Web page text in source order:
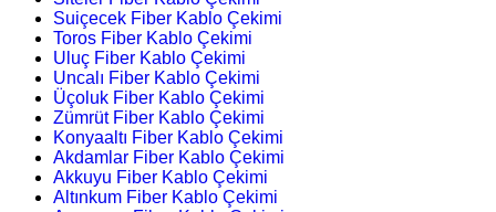
Suiçecek Fiber Kablo Çekimi
Toros Fiber Kablo Çekimi
Uluç Fiber Kablo Çekimi
Uncalı Fiber Kablo Çekimi
Üçoluk Fiber Kablo Çekimi
Zümrüt Fiber Kablo Çekimi
Konyaaltı Fiber Kablo Çekimi
Akdamlar Fiber Kablo Çekimi
Akkuyu Fiber Kablo Çekimi
Altınkum Fiber Kablo Çekimi